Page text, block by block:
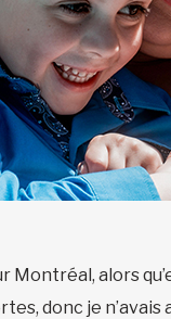
alors
donc je